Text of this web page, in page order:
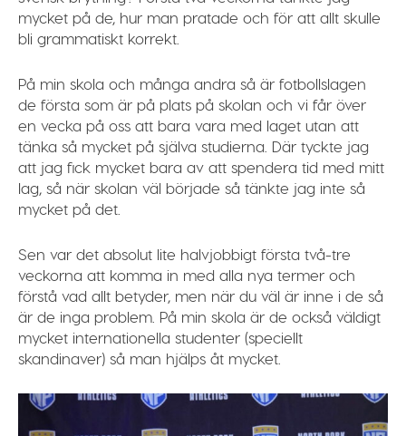
mycket på de, hur man pratade och för att allt skulle
bli grammatiskt korrekt.
På min skola och många andra så är fotbollslagen
de första som är på plats på skolan och vi får över
en vecka på oss att bara vara med laget utan att
tänka så mycket på själva studierna. Där tyckte jag
att jag fick mycket bara av att spendera tid med mitt
lag, så när skolan väl började så tänkte jag inte så
mycket på det.
Sen var det absolut lite halvjobbigt första två-tre
veckorna att komma in med alla nya termer och
förstå vad allt betyder, men när du väl är inne i de så
är de inga problem. På min skola är de också väldigt
mycket internationella studenter (speciellt
skandinaver) så man hjälps åt mycket.